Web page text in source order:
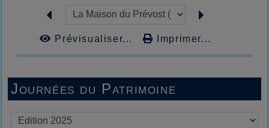
Journées du Patrimoine
Prévisualiser... Imprimer...